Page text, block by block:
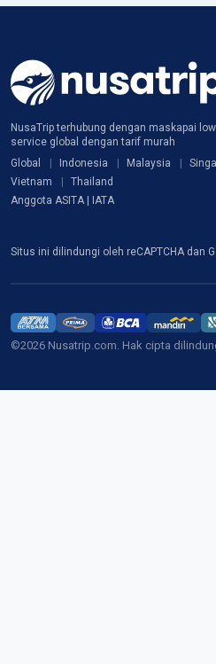
NusaTrip terhubung dengan maskapai
service global dengan tarif murah
Global
Indonesia Malaysia
Vietnam
Thailand
Anggota ASITA | IATA
Situs ini dilindungi oleh reCAPTCHA dan
©2026 Nusatrip.com. Hak cipta